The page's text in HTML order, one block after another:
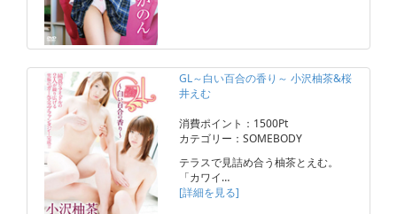
GL～白い百合の香り～ 小沢柚茶&桜
井えむ
消費ポイント：1500Pt
カテゴリー：SOMEBODY
テラスで見詰め合う柚茶とえむ。
「カワイ…
[詳細を見る]